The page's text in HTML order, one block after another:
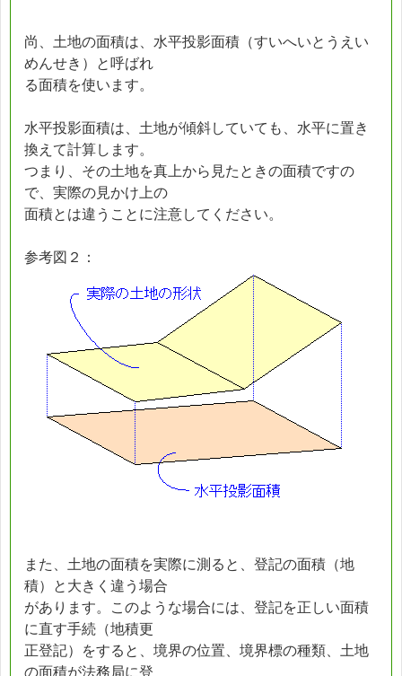
尚、土地の面積は、水平投影面積（すいへいとうえい
めんせき）と呼ばれ
る面積を使います。
水平投影面積は、土地が傾斜していても、水平に置き
換えて計算します。
つまり、その土地を真上から見たときの面積ですの
で、実際の見かけ上の
面積とは違うことに注意してください。
参考図２：
また、土地の面積を実際に測ると、登記の面積（地
積）と大きく違う場合
があります。このような場合には、登記を正しい面積
に直す手続（地積更
正登記）をすると、境界の位置、境界標の種類、土地
の面積が法務局に登